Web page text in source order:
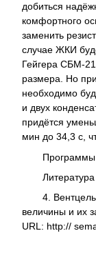
добиться
комфортного
заменить
случае ЖКИ
Гейгера СБМ-
размера. Но
необходимо
и двух
придётся
мин до 34,3 с,
Программы
Литература
4.
величины и их
URL: http://